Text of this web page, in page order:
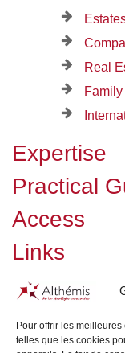
Pour offrir les
telles que les cookies
Real
Expertise
Practical
Access
Links
Press &